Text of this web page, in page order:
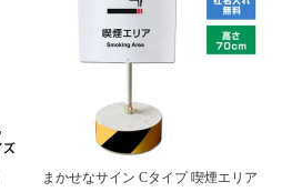
まかせなサイン Cタイプ 喫煙エリア